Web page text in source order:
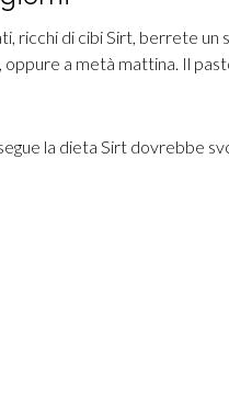
ricchi di cibi Sirt, berrete
a metà mattina. Il
la dieta Sirt